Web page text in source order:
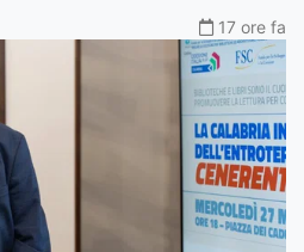
17 ore fa